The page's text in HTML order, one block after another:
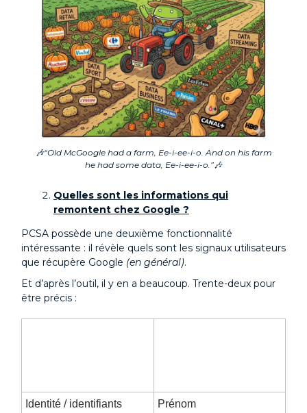
🎶“Old McGoogle had a farm, Ee-i-ee-i-o. And on his farm
he had some data, Ee-i-ee-i-o.”🎶
Quelles sont les informations qui
remontent chez Google ?
PCSA possède une deuxième fonctionnalité
intéressante : il révèle quels sont les signaux utilisateurs
que récupère Google (en général).
Et d’après l’outil, il y en a beaucoup. Trente-deux pour
être précis :
Identité / identifiants
Prénom